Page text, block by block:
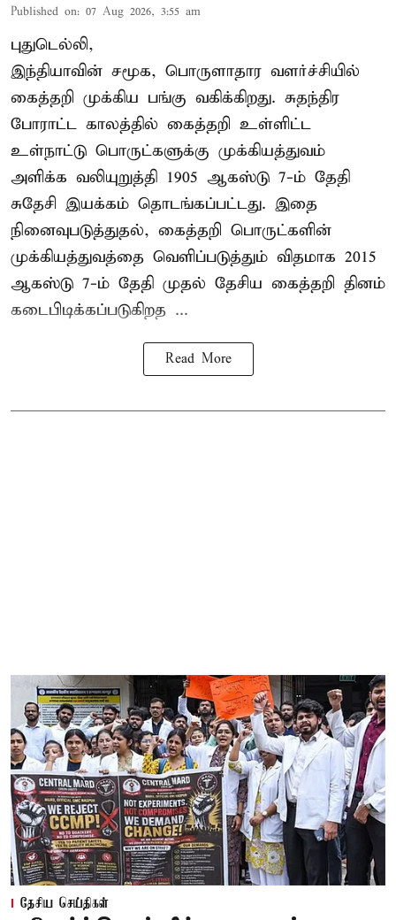
Published on: 07 Aug 2026, 3:55 am
புதுடெல்லி,
இந்தியாவின் சமூக, பொருளாதார வளர்ச்சியில்
கைத்தறி முக்கிய பங்கு வகிக்கிறது. சுதந்திர
போராட்ட காலத்தில் கைத்தறி உள்ளிட்ட
உள்நாட்டு பொருட்களுக்கு முக்கியத்துவம்
அளிக்க வலியுறுத்தி 1905 ஆகஸ்டு 7-ம் தேதி
சுதேசி இயக்கம் தொடங்கப்பட்டது. இதை
நினைவுபடுத்துதல், கைத்தறி பொருட்களின்
முக்கியத்துவத்தை வெளிப்படுத்தும் விதமாக 2015
ஆகஸ்டு 7-ம் தேதி முதல் தேசிய கைத்தறி தினம்
கடைபிடிக்கப்படுகிறத ...
Read More
தேசிய செய்திகள்